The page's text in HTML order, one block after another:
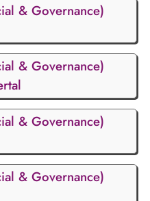
& Governance)
& Governance)
& Governance)
& Governance)